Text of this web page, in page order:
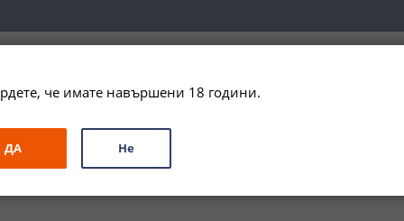
ЗА ПОДАРЪК ПРОМО СПЕЦИАЛНИ ПРЕДЛОЖЕНИЯ
че имате навършени 18 години.
ДА Не